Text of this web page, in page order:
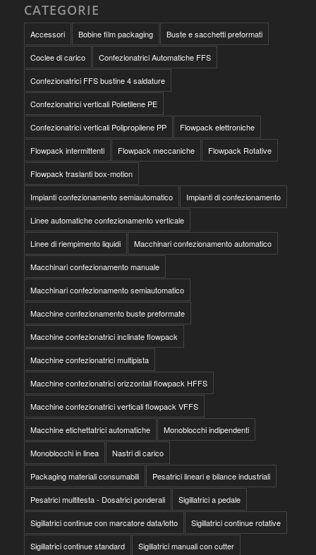
CATEGORIE
Accessori Bobine film packaging Buste e sacchetti preformati
Coclee di carico Confezionatrici Automatiche FFS
Confezionatrici FFS bustine 4 saldature
Confezionatrici verticali Polietilene PE
Confezionatrici verticali Polipropilene PP Flowpack elettroniche
Flowpack intermittenti Flowpack meccaniche Flowpack Rotative
Flowpack traslanti box-motion
Impianti confezionamento semiautomatico Impianti di confezionamento
Linee automatiche confezionamento verticale
Linee di riempimento liquidi Macchinari confezionamento automatico
Macchinari confezionamento manuale
Macchinari confezionamento semiautomatico
Macchine confezionamento buste preformate
Macchine confezionatrici inclinate flowpack
Macchine confezionatrici multipista
Macchine confezionatrici orizzontali flowpack HFFS
Macchine confezionatrici verticali flowpack VFFS
Macchine etichettatrici automatiche Monoblocchi indipendenti
Monoblocchi in linea Nastri di carico
Packaging materiali consumabili Pesatrici lineari e bilance industriali
Pesatrici multitesta - Dosatrici ponderali Sigillatrici a pedale
Sigillatrici continue con marcatore data/lotto Sigillatrici continue rotative
Sigillatrici continue standard Sigillatrici manuali con cutter